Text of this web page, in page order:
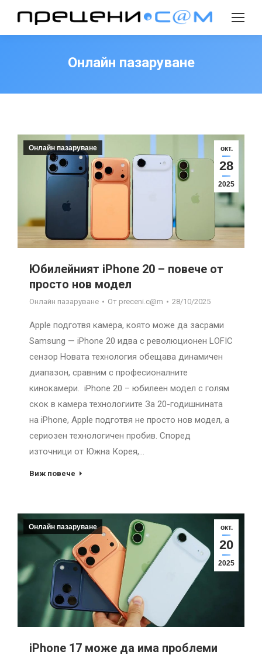
Search:
Онлайн пазаруване
окт.
28
2025
Онлайн пазаруване
Юбилейният iPhone 20 – повече от
просто нов модел
Онлайн пазаруване От preceni.c@m 28/10/2025
Apple подготвя камера, която може да засрами
Samsung — iPhone 20 идва с революционен LOFIC
сензор Новата технология обещава динамичен
диапазон, сравним с професионалните
кинокамери. iPhone 20 – юбилеен модел с голям
скок в камера технологиите За 20-годишнината
на iPhone, Apple подготвя не просто нов модел, а
сериозен технологичен пробив. Според
източници от Южна Корея,…
Виж повече
окт.
20
2025
Онлайн пазаруване
iPhone 17 може да има проблеми